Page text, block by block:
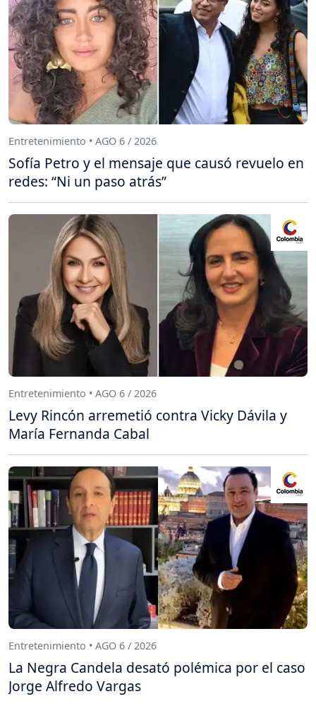
Entretenimiento • AGO 6 / 2026
Sofía Petro y el mensaje que causó revuelo en
redes: “Ni un paso atrás”
Entretenimiento • AGO 6 / 2026
Levy Rincón arremetió contra Vicky Dávila y
María Fernanda Cabal
Entretenimiento • AGO 6 / 2026
La Negra Candela desató polémica por el caso
Jorge Alfredo Vargas